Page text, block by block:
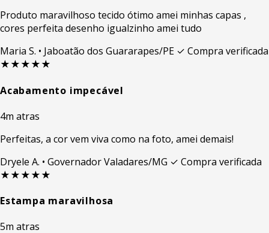
Produto maravilhoso tecido ótimo amei minhas capas ,
cores perfeita desenho igualzinho amei tudo
Maria S. • Jaboatão dos Guararapes/PE ✓ Compra verificada
★★★★★
Acabamento impecável
4m atras
Perfeitas, a cor vem viva como na foto, amei demais!
Dryele A. • Governador Valadares/MG ✓ Compra verificada
★★★★★
Estampa maravilhosa
5m atras